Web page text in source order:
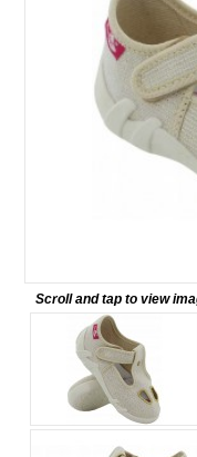
Scroll and tap to view